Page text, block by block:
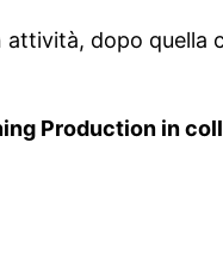
dopo quella
Production in